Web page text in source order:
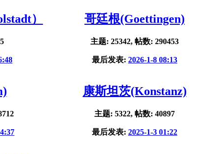
） 哥廷根(Goettingen)
主题: 25342, 帖数: 290453
最后发表: 2026-1-8 08:13
康斯坦茨(Konstanz)
主题: 5322, 帖数: 40897
最后发表: 2025-1-3 01:22